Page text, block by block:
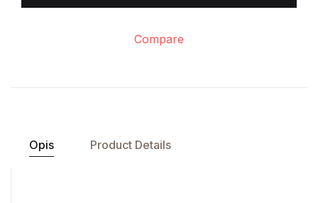
Compare
Opis Product Details